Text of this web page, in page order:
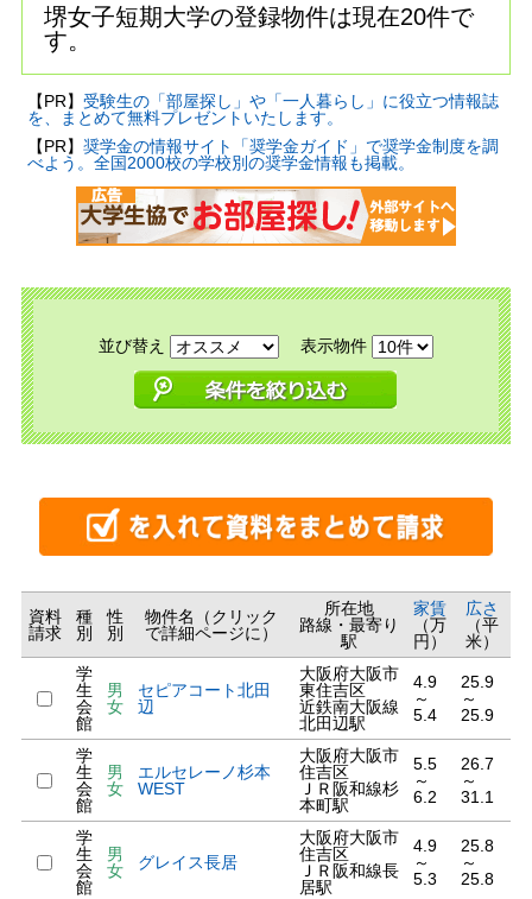
堺女子短期大学の登録物件は現在20件で
す。
【PR】 受験生の「部屋探し」や「一人暮らし」に役立つ情報誌
を、まとめて無料プレゼントいたします。
【PR】 奨学金の情報サイト「奨学金ガイド」で奨学金制度を調
べよう。全国2000校の学校別の奨学金情報も掲載。
並び替え 表示物件
資料
請求
種
別
性
別
物件名（クリック
で詳細ページに）
所在地
路線・最寄り
駅
家賃
（万
円）
広さ
（平
米）
学
生
会
館
男
女
セピアコート北田
辺
大阪府大阪市
東住吉区
近鉄南大阪線
北田辺駅
4.9
～
5.4
25.9
～
25.9
学
生
会
館
男
女
エルセレーノ杉本
WEST
大阪府大阪市
住吉区
ＪＲ阪和線杉
本町駅
5.5
～
6.2
26.7
～
31.1
学
生
会
館
男
女
グレイス長居
大阪府大阪市
住吉区
ＪＲ阪和線長
居駅
4.9
～
5.3
25.8
～
25.8